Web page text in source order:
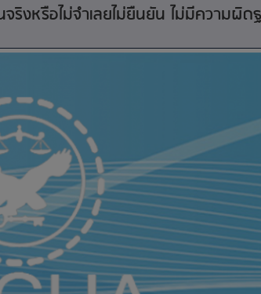
งหรือไม่จำเลยไม่ยืนยัน ไม่มีความผิด